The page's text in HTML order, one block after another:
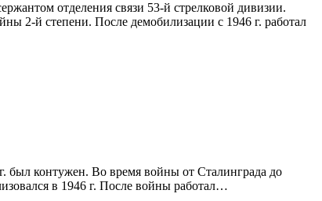
отделения связи 53-й стрелковой дивизии.
2-й степени. После демобилизации с 1946 г. работал
был контужен. Во время войны от Сталинграда до
в 1946 г. После войны работал…